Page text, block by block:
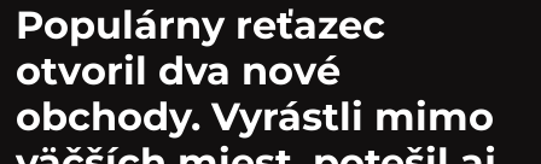
Populárny reťazec
otvoril dva nové
obchody. Vyrástli mimo